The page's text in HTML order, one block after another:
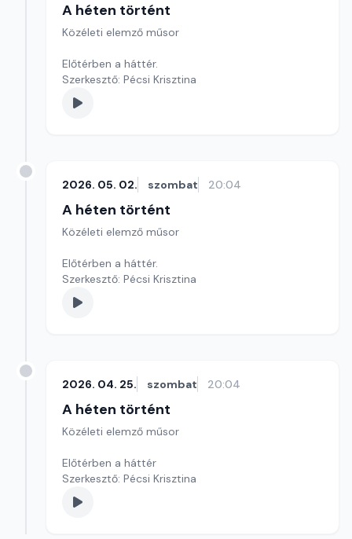
A héten történt
Közéleti elemző műsor
Előtérben a háttér.
Szerkesztő: Pécsi Krisztina
2026. 05. 02. szombat 20:04
A héten történt
Közéleti elemző műsor
Előtérben a háttér.
Szerkesztő: Pécsi Krisztina
2026. 04. 25. szombat 20:04
A héten történt
Közéleti elemző műsor
Előtérben a háttér
Szerkesztő: Pécsi Krisztina